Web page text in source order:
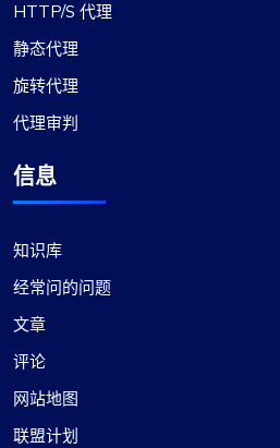
HTTP/S 代理
静态代理
旋转代理
代理审判
信息
知识库
经常问的问题
文章
评论
网站地图
联盟计划